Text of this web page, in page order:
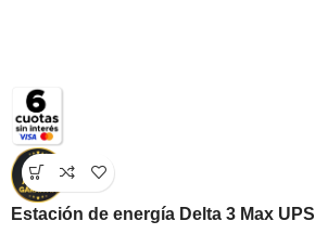
Estación de energía Delta 3 Max UPS